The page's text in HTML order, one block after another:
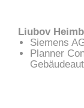
Liubov
Siemens
Planner